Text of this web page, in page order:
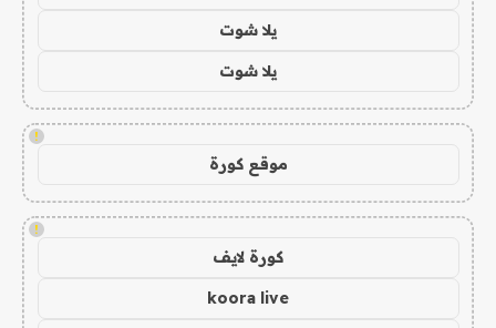
يلا شوت
يلا شوت
!
موقع كورة
!
كورة لايف
koora live